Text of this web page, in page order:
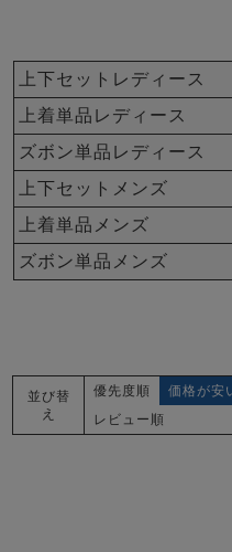
春
メン
オーガニック素材
サッカー/ちぢみ 楊
パジャマ
そ
体型別におすすめパジ
ャマ
上着単品
について
会社概要
上下セットレディース
上着単品レディース
ズボン単品レディース
上下セットメンズ
上着単品メンズ
ズボン単品メンズ
並び替
え
優先度順 価格が安
レビュー順